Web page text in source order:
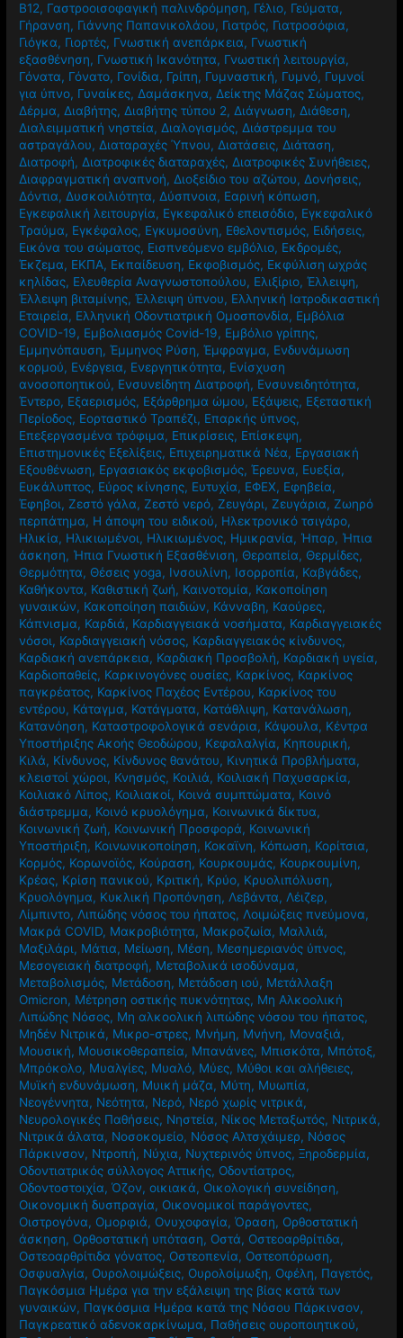
Β12, Γαστροοισοφαγική παλινδρόμηση, Γέλιο, Γεύματα,
Γήρανση, Γιάννης Παπανικολάου, Γιατρός, Γιατροσόφια,
Γιόγκα, Γιορτές, Γνωστική ανεπάρκεια, Γνωστική
εξασθένηση, Γνωστική Ικανότητα, Γνωστική λειτουργία,
Γόνατα, Γόνατο, Γονίδια, Γρίπη, Γυμναστική, Γυμνό, Γυμνοί
για ύπνο, Γυναίκες, Δαμάσκηνα, Δείκτης Μάζας Σώματος,
Δέρμα, Διαβήτης, Διαβήτης τύπου 2, Διάγνωση, Διάθεση,
Διαλειμματική νηστεία, Διαλογισμός, Διάστρεμμα του
αστραγάλου, Διαταραχές Ύπνου, Διατάσεις, Διάταση,
Διατροφή, Διατροφικές διαταραχές, Διατροφικές Συνήθειες,
Διαφραγματική αναπνοή, Διοξείδιο του αζώτου, Δονήσεις,
Δόντια, Δυσκοιλιότητα, Δύσπνοια, Εαρινή κόπωση,
Εγκεφαλική λειτουργία, Εγκεφαλικό επεισόδιο, Εγκεφαλικό
Τραύμα, Εγκέφαλος, Εγκυμοσύνη, Εθελοντισμός, Ειδήσεις,
Εικόνα του σώματος, Εισπνεόμενο εμβόλιο, Εκδρομές,
Έκζεμα, ΕΚΠΑ, Εκπαίδευση, Εκφοβισμός, Εκφύλιση ωχράς
κηλίδας, Ελευθερία Αναγνωστοπούλου, Ελιξίριο,Έλλειψη,
Έλλειψη βιταμίνης,Έλλειψη ύπνου, Ελληνική Ιατροδικαστική
Εταιρεία, Ελληνική Οδοντιατρική Ομοσπονδία, Εμβόλια
COVID-19, Εμβολιασμός Covid-19, Εμβόλιο γρίπης,
Εμμηνόπαυση,Έμμηνος Ρύση,Έμφραγμα, Ενδυνάμωση
κορμού, Ενέργεια, Ενεργητικότητα, Ενίσχυση
ανοσοποητικού, Ενσυνείδητη Διατροφή, Ενσυνειδητότητα,
Έντερο, Εξαερισμός, Εξάρθρημα ώμου, Εξάψεις, Εξεταστική
Περίοδος, Εορταστικό Τραπέζι, Επαρκής ύπνος,
Επεξεργασμένα τρόφιμα, Επικρίσεις, Επίσκεψη,
Επιστημονικές Εξελίξεις, Επιχειρηματικά Νέα, Εργασιακή
Εξουθένωση, Εργασιακός εκφοβισμός,Έρευνα, Ευεξία,
Ευκάλυπτος, Εύρος κίνησης, Ευτυχία, ΕΦΕΧ, Εφηβεία,
Έφηβοι,Ζεστό γάλα,Ζεστό νερό,Ζευγάρι,Ζευγάρια,Ζωηρό
περπάτημα, Η άποψη του ειδικού, Ηλεκτρονικό τσιγάρο,
Ηλικία, Ηλικιωμένοι, Ηλικιωμένος, Ημικρανία, Ήπαρ, Ήπια
άσκηση, Ήπια Γνωστική Εξασθένιση, Θεραπεία, Θερμίδες,
Θερμότητα, Θέσεις yoga, Ινσουλίνη, Ισορροπία, Καβγάδες,
Καθήκοντα, Καθιστική ζωή, Καινοτομία, Κακοποίηση
γυναικών, Κακοποίηση παιδιών, Κάνναβη, Καούρες,
Κάπνισμα, Καρδιά, Καρδιαγγειακά νοσήματα, Καρδιαγγειακές
νόσοι, Καρδιαγγειακή νόσος, Καρδιαγγειακός κίνδυνος,
Καρδιακή ανεπάρκεια, Καρδιακή Προσβολή, Καρδιακή υγεία,
Καρδιοπαθείς, Καρκινογόνες ουσίες, Καρκίνος, Καρκίνος
παγκρέατος, Καρκίνος Παχέος Εντέρου, Καρκίνος του
εντέρου, Κάταγμα, Κατάγματα, Κατάθλιψη, Κατανάλωση,
Κατανόηση, Καταστροφολογικά σενάρια, Κάψουλα, Κέντρα
Υποστήριξης Ακοής Θεοδώρου, Κεφαλαλγία, Κηπουρική,
Κιλά, Κίνδυνος, Κίνδυνος θανάτου, Κινητικά Προβλήματα,
κλειστοί χώροι, Κνησμός, Κοιλιά, Κοιλιακή Παχυσαρκία,
Κοιλιακό Λίπος, Κοιλιακοί, Κοινά συμπτώματα, Κοινό
διάστρεμμα, Κοινό κρυολόγημα, Κοινωνικά δίκτυα,
Κοινωνική ζωή, Κοινωνική Προσφορά, Κοινωνική
Υποστήριξη, Κοινωνικοποίηση, Κοκαϊνη, Κόπωση, Κορίτσια,
Κορμός, Κορωνοϊός, Κούραση, Κουρκουμάς, Κουρκουμίνη,
Κρέας, Κρίση πανικού, Κριτική, Κρύο, Κρυολιπόλυση,
Κρυολόγημα, Κυκλική Προπόνηση, Λεβάντα, Λέιζερ,
Λίμπιντο, Λιπώδης νόσος του ήπατος, Λοιμώξεις πνεύμονα,
Μακρά COVID, Μακροβιότητα, Μακροζωία, Μαλλιά,
Μαξιλάρι, Μάτια, Μείωση, Μέση, Μεσημεριανός ύπνος,
Μεσογειακή διατροφή, Μεταβολικά ισοδύναμα,
Μεταβολισμός, Μετάδοση, Μετάδοση ιού, Μετάλλαξη
Omicron, Μέτρηση οστικής πυκνότητας, Μη Αλκοολική
Λιπώδης Νόσος, Μη αλκοολική λιπώδης νόσου του ήπατος,
Μηδέν Νιτρικά, Μικρο-στρες, Μνήμη, Μνήνη, Μοναξιά,
Μουσική, Μουσικοθεραπεία, Μπανάνες, Μπισκότα, Μπότοξ,
Μπρόκολο, Μυαλγίες, Μυαλό, Μύες, Μύθοι και αλήθειες,
Μυϊκή ενδυνάμωση, Μυική μάζα, Μύτη, Μυωπία,
Νεογέννητα, Νεότητα, Νερό, Νερό χωρίς νιτρικά,
Νευρολογικές Παθήσεις, Νηστεία, Νίκος Μεταξωτός, Νιτρικά,
Νιτρικά άλατα, Νοσοκομείο, Νόσος Αλτσχάιμερ, Νόσος
Πάρκινσον, Ντροπή, Νύχια, Νυχτερινός ύπνος,Ξηροδερμία,
Οδοντιατρικός σύλλογος Αττικής, Οδοντίατρος,
Οδοντοστοιχία,Όζον,οικιακά, Οικολογική συνείδηση,
Οικονομική δυσπραγία, Οικονομικοί παράγοντες,
Οιστρογόνα, Ομορφιά, Ονυχοφαγία,Όραση, Ορθοστατική
άσκηση, Ορθοστατική υπόταση, Οστά, Οστεοαρθρίτιδα,
Οστεοαρθρίτιδα γόνατος, Οστεοπενία, Οστεοπόρωση,
Οσφυαλγία, Ουρολοιμώξεις, Ουρολοίμωξη, Οφέλη, Παγετός,
Παγκόσμια Ημέρα για την εξάλειψη της βίας κατά των
γυναικών, Παγκόσμια Ημέρα κατά της Νόσου Πάρκινσον,
Παγκρεατικό αδενοκαρκίνωμα, Παθήσεις ουροποιητικού,